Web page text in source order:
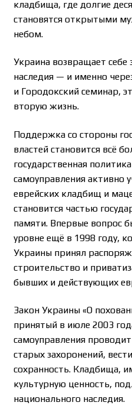
кладбища, где долгие
становятся открытыми
небом.
Украина возвращает себе
наследия — и именно
и Городокский семинар,
вторую жизнь.
Поддержка со стороны
властей становится всё
государственная
самоуправления активно
еврейских кладбищ и
становится частью
памяти. Впервые вопрос
уровне ещё в 1998 году,
Украины принял
строительство и
бывших и действующих
Закон Украины «О
принятый в июле 2003
самоуправления
старых захоронений,
сохранность. Кладбища,
культурную ценность,
национального наследия.